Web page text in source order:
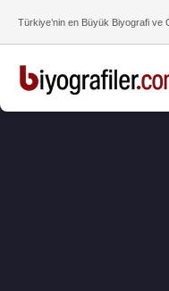
Türkiye’nin en Büyük Biyografi ve